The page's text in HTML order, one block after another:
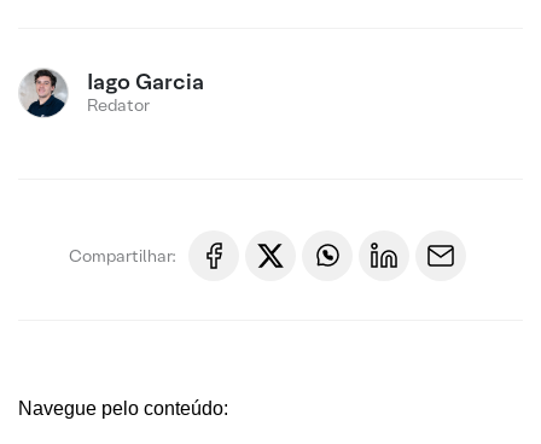
Iago Garcia
Redator
Compartilhar:
Navegue pelo conteúdo: